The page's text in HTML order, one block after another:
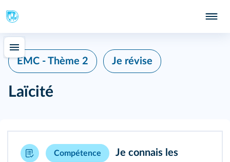
EMC - Thème 2 Je révise
Laïcité
Compétence
Je connais les